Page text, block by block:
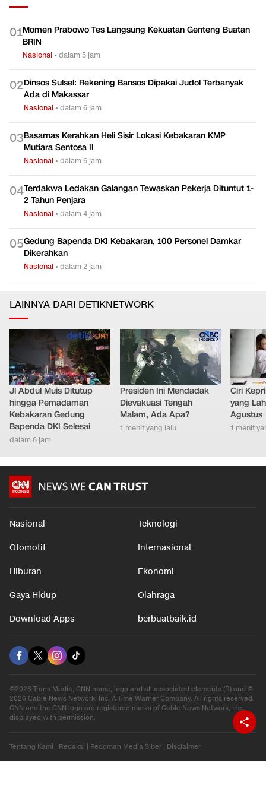
01Momen Prabowo Tes Langsung Kekuatan Genteng Buatan
BRIN
Nasional •dalam 5 jam
02Dinsos Sulsel: Rekening Bansos Dipakai Judol Terbanyak
Ada di Makassar
Nasional •dalam 6 jam
03Basarnas Kerahkan Heli Sisir Lokasi Kebakaran KMP
Mutiara Sentosa II
Nasional •dalam 6 jam
04Terdakwa Ledakan Galangan Tewaskan Pekerja Dituntut 1-
2 Tahun Penjara
Nasional •dalam 4 jam
05Gedung Bapenda DKI Kebakaran, 100 Personel Damkar
Dikerahkan
Nasional •dalam 2 jam
LAINNYA DARI DETIKNETWORK
Jl Abdul Muis Ditutup
hingga Pemadaman
Kebakaran Gedung
Bapenda DKI Selesai
dalam 6 jam
Presiden Ini Mendadak
Dievakuasi Tengah
Malam, Ada Apa?
1 menit yang lalu
Ciri
yang
Agustus
1 menit
Nasional Teknologi
Otomotif Internasional
Hiburan Ekonomi
Gaya Hidup Olahraga
Download Apps berbuatbaik.id
©2026 Trans Media, CNN name, logo and all associated elements (R) and ©
2026 Cable News Network, Inc. A Time Warner Company. All rights reserved.
CNN and the CNN logo are registered marks of Cable News Network, Inc.,
displayed with permission.
Tentang Kami Redaksi Pedoman Media Siber Disclaimer